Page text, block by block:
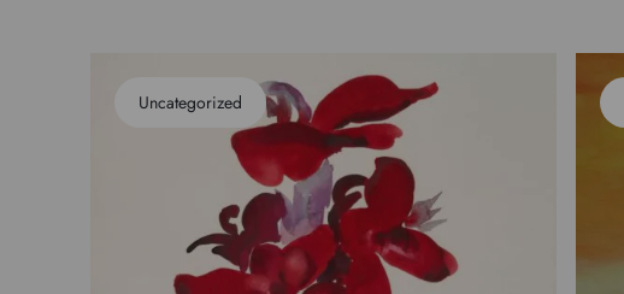
Uncategorized